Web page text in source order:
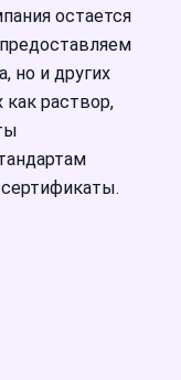
остается
но и других
как раствор,